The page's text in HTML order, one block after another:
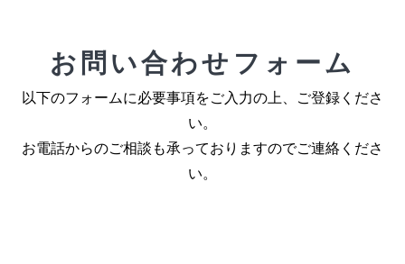
お問い合わせフォーム
以下のフォームに必要事項をご入力の上、ご登録くださ
い。
お電話からのご相談も承っておりますのでご連絡くださ
い。